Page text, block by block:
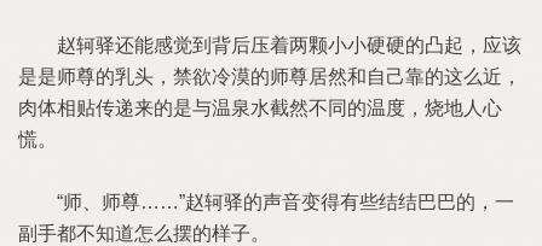
赵轲驿还能感觉到背后压着两颗小小硬硬的凸起，应该
是是师尊的乳头，禁欲冷漠的师尊居然和自己靠的这么近，
肉体相贴传递来的是与温泉水截然不同的温度，烧地人心
慌。
“师、师尊……”赵轲驿的声音变得有些结结巴巴的，一
副手都不知道怎么摆的样子。